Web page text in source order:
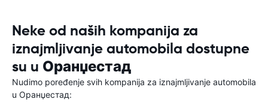
Neke od naših kompanija za
iznajmljivanje automobila dostupne
su u Оранџестад
Nudimo poređenje svih kompanija za iznajmljivanje automobila
u Оранџестад: